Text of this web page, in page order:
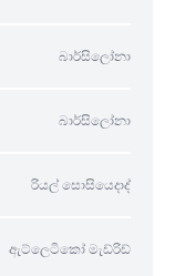
බාර්සිලෝනා
බාර්සිලෝනා
රියල් සොසියෙදාද්
ඇට්ලෙටිකෝ මැඩ්රිඩ්